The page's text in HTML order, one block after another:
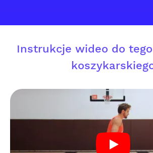
Instrukcje wideo do